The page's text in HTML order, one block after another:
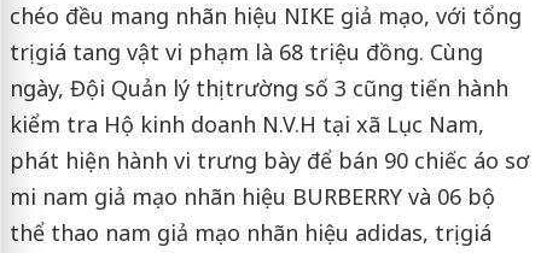
chéo đều mang nhãn hiệu NIKE giả mạo, với tổng
trị giá tang vật vi phạm là 68 triệu đồng. Cùng
ngày, Đội Quản lý thị trường số 3 cũng tiến hành
kiểm tra Hộ kinh doanh N.V.H tại xã Lục Nam,
phát hiện hành vi trưng bày để bán 90 chiếc áo sơ
mi nam giả mạo nhãn hiệu BURBERRY và 06 bộ
thể thao nam giả mạo nhãn hiệu adidas, trị giá